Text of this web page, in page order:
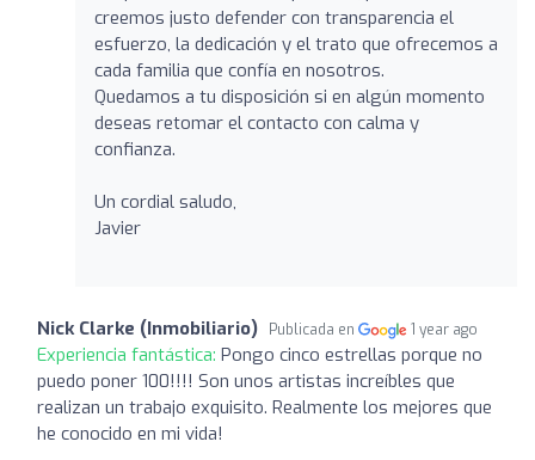
creemos justo defender con transparencia el
esfuerzo, la dedicación y el trato que ofrecemos a
cada familia que confía en nosotros.
Quedamos a tu disposición si en algún momento
deseas retomar el contacto con calma y
confianza.
Un cordial saludo,
Javier
Nick Clarke (Inmobiliario) Publicada en 1 year ago
Experiencia fantástica: Pongo cinco estrellas porque no
puedo poner 100!!!! Son unos artistas increíbles que
realizan un trabajo exquisito. Realmente los mejores que
he conocido en mi vida!